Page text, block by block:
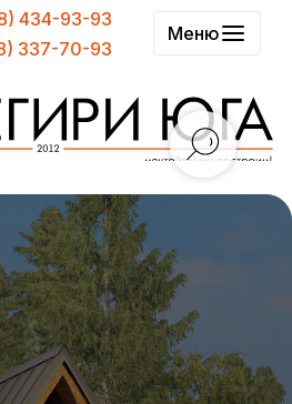
434-93-93
337-70-93
Меню